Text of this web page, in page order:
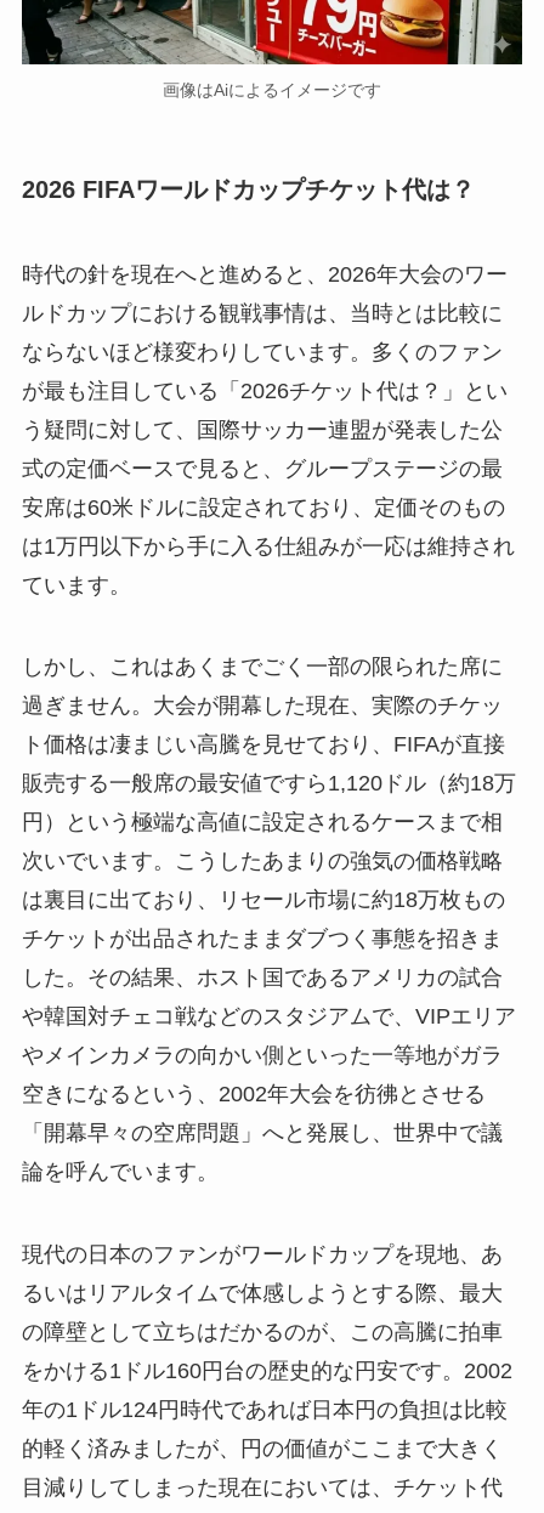
画像はAiによるイメージです
2026 FIFAワールドカップチケット代は？
時代の針を現在へと進めると、2026年大会のワー
ルドカップにおける観戦事情は、当時とは比較に
ならないほど様変わりしています。多くのファン
が最も注目している「2026チケット代は？」とい
う疑問に対して、国際サッカー連盟が発表した公
式の定価ベースで見ると、グループステージの最
安席は60米ドルに設定されており、定価そのもの
は1万円以下から手に入る仕組みが一応は維持され
ています。
しかし、これはあくまでごく一部の限られた席に
過ぎません。大会が開幕した現在、実際のチケッ
ト価格は凄まじい高騰を見せており、FIFAが直接
販売する一般席の最安値ですら1,120ドル（約18万
円）という極端な高値に設定されるケースまで相
次いでいます。こうしたあまりの強気の価格戦略
は裏目に出ており、リセール市場に約18万枚もの
チケットが出品されたままダブつく事態を招きま
した。その結果、ホスト国であるアメリカの試合
や韓国対チェコ戦などのスタジアムで、VIPエリア
やメインカメラの向かい側といった一等地がガラ
空きになるという、2002年大会を彷彿とさせる
「開幕早々の空席問題」へと発展し、世界中で議
論を呼んでいます。
現代の日本のファンがワールドカップを現地、あ
るいはリアルタイムで体感しようとする際、最大
の障壁として立ちはだかるのが、この高騰に拍車
をかける1ドル160円台の歴史的な円安です。2002
年の1ドル124円時代であれば日本円の負担は比較
的軽く済みましたが、円の価値がここまで大きく
目減りしてしまった現在においては、チケット代